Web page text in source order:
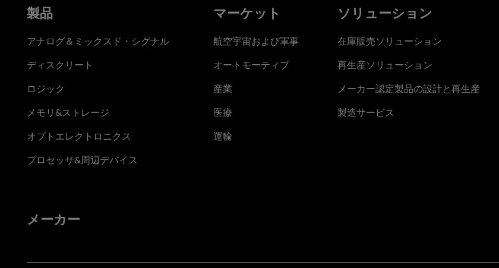
製品
アナログ＆ミックスド・シグナル
ディスクリート
ロジック
メモリ&ストレージ
オプトエレクトロニクス
プロセッサ&周辺デバイス
マーケット
航空宇宙および軍事
オートモーティブ
産業
医療
運輸
ソリューション
在庫販売ソリューション
再生産ソリューション
メーカー認定製品の設計と再生産
製造サービス
メーカー